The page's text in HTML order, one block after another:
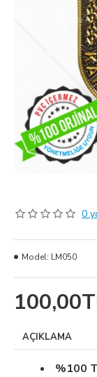
0
Model: LM050
AÇIKLAMA
%100